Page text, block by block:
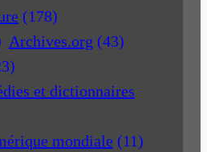
(178)
Archives.org (43)
et dictionnaires
mondiale (11)